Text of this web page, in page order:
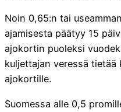
Noin 0,65:n tai
ajamisesta päätyy 15
ajokortin puoleksi
kuljettajan veressä tietää
ajokortille.
Suomessa alle 0,5